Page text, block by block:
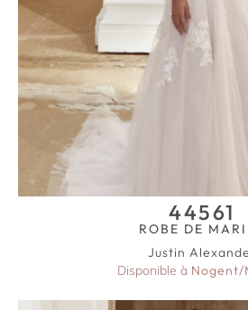
44561
ROBE DE
Justin
Disponible à Nogent/